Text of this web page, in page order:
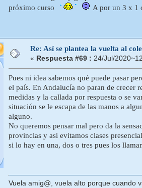
próximo curso
A por un 3 x 1
Re: Así se plantea la vuelta al
« Respuesta #69 : 24/Jul/
Pues ni idea sabemos qué puede pasar
el país. En Andalucía no paran de crecer
medidas y la callada por respuesta o se
situación se le escapa de las manos a
alguno.
No queremos pensar mal pero da la
provincias y asi evitamos clases
si lo hay en una, dos o tres pues los
Vuela amig@, vuela alto porque cuando